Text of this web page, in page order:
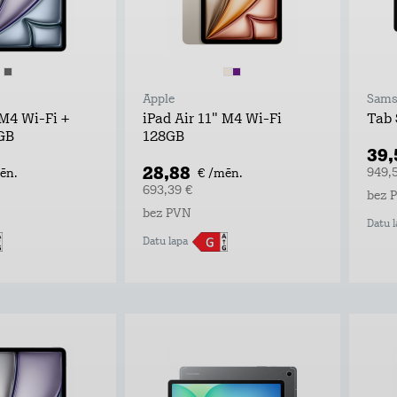
Wi-Fi +
Apple
iPad Air 11" M4 Wi-Fi
128GB
28,88 € /mēn.
693,39 €
bez PVN
Datu lapa
Tab
bez
Datu